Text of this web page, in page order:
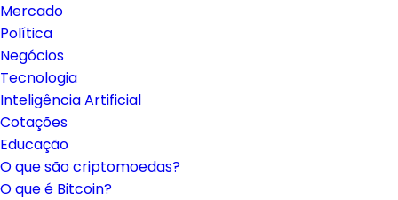
Mercado
Política
Negócios
Tecnologia
Inteligência Artificial
Cotações
Educação
O que são criptomoedas?
O que é Bitcoin?